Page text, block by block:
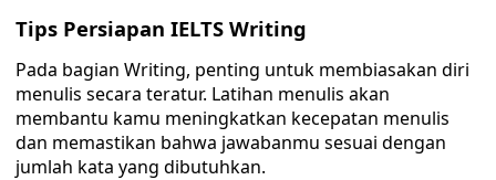
Tips Persiapan IELTS Writing
Pada bagian Writing, penting untuk membiasakan diri
menulis secara teratur. Latihan menulis akan
membantu kamu meningkatkan kecepatan menulis
dan memastikan bahwa jawabanmu sesuai dengan
jumlah kata yang dibutuhkan.